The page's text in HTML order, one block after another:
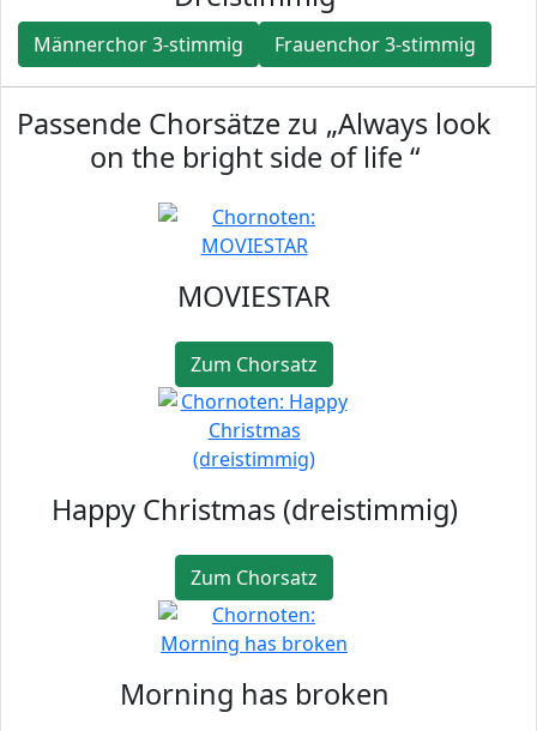
Männerchor 3-stimmig Frauenchor 3-stimmig
Passende Chorsätze zu „Always look
on the bright side of life “
MOVIESTAR
Zum Chorsatz
Happy Christmas (dreistimmig)
Zum Chorsatz
Morning has broken